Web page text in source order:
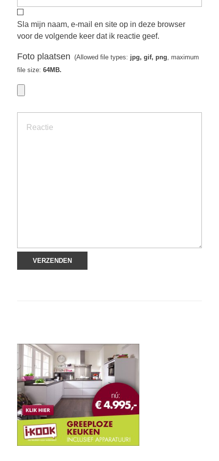
Sla mijn naam, e-mail en site op in deze browser
voor de volgende keer dat ik reactie geef.
Foto plaatsen (Allowed file types: jpg, gif, png, maximum
file size: 64MB.